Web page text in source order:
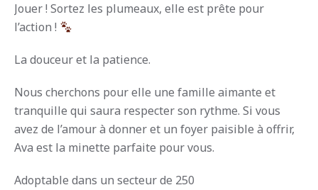
Jouer ! Sortez les plumeaux, elle est prête pour
l’action !
La douceur et la patience.
Nous cherchons pour elle une famille aimante et
tranquille qui saura respecter son rythme. Si vous
avez de l’amour à donner et un foyer paisible à offrir,
Ava est la minette parfaite pour vous.
Adoptable dans un secteur de 250